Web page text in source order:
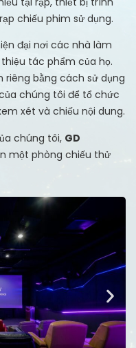
chiếu phim sử dụng.
đại nơi các nhà làm
tác phẩm của họ.
riêng bằng cách sử dụng
chúng tôi để tổ chức
xét và chiếu nội dung.
chúng tôi, GD
một phòng chiếu thử